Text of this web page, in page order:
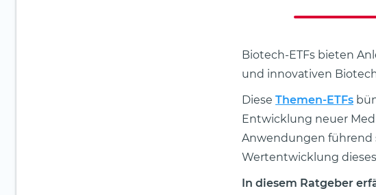
Biotech-ETFs bieten
und innovativen
Diese Themen-ETFs
Entwicklung neuer
Anwendungen führend
Wertentwicklung
In diesem Ratgeber